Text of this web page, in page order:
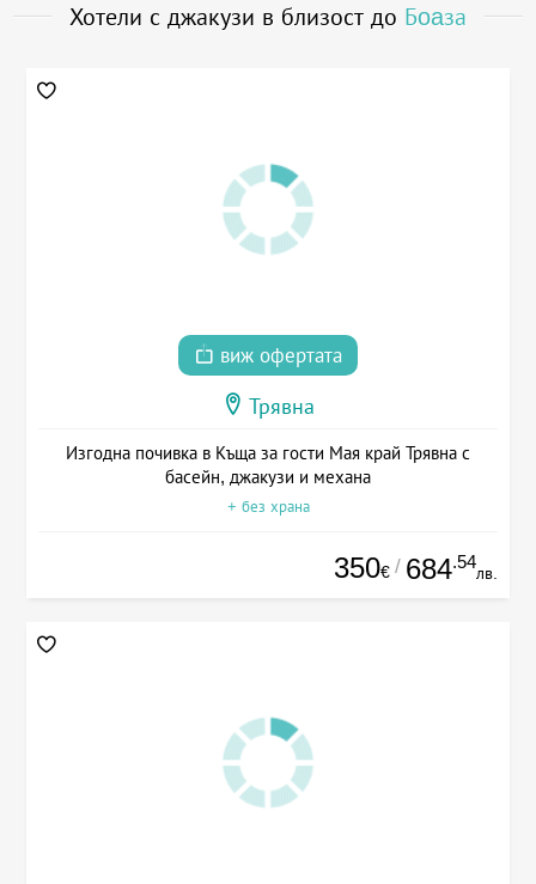
Хотели с джакузи в близост до Бoaза
виж офертата
Трявна
Изгодна почивка в Къща за гости Мая край Трявна с
басейн, джакузи и механа
+ без храна
350€ / 684.54
лв.